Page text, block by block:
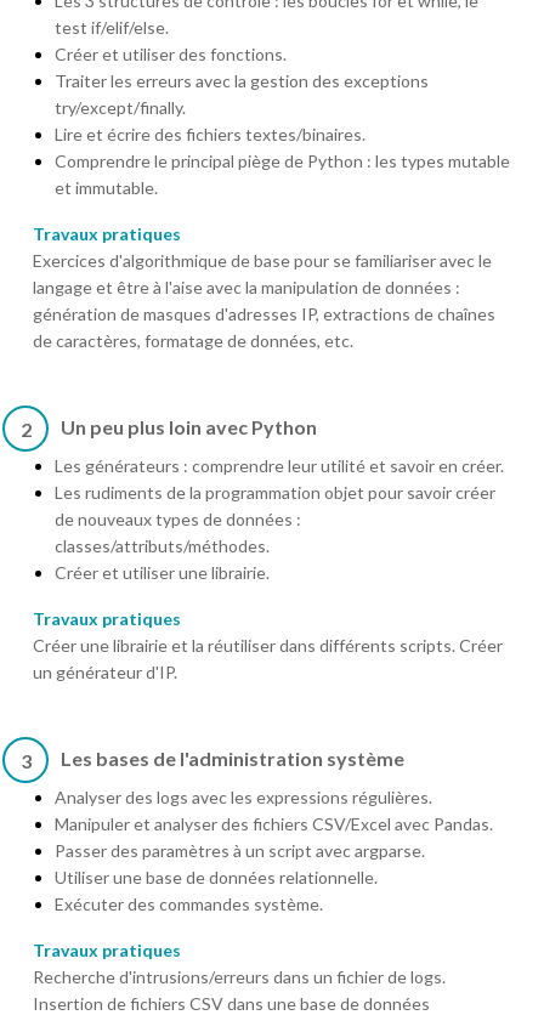
test if/elif/else.
Créer et utiliser des fonctions.
Traiter les erreurs avec la gestion des exceptions
try/except/finally.
Lire et écrire des fichiers textes/binaires.
Comprendre le principal piège de Python : les types mutable
et immutable.
Travaux pratiques
Exercices d'algorithmique de base pour se familiariser avec le
langage et être à l'aise avec la manipulation de données :
génération de masques d'adresses IP, extractions de chaînes
de caractères, formatage de données, etc.
2 Un peu plus loin avec Python
Les générateurs : comprendre leur utilité et savoir en créer.
Les rudiments de la programmation objet pour savoir créer
de nouveaux types de données :
classes/attributs/méthodes.
Créer et utiliser une librairie.
Travaux pratiques
Créer une librairie et la réutiliser dans différents scripts. Créer
un générateur d'IP.
3 Les bases de l'administration système
Analyser des logs avec les expressions régulières.
Manipuler et analyser des fichiers CSV/Excel avec Pandas.
Passer des paramètres à un script avec argparse.
Utiliser une base de données relationnelle.
Exécuter des commandes système.
Travaux pratiques
Recherche d'intrusions/erreurs dans un fichier de logs.
Insertion de fichiers CSV dans une base de données